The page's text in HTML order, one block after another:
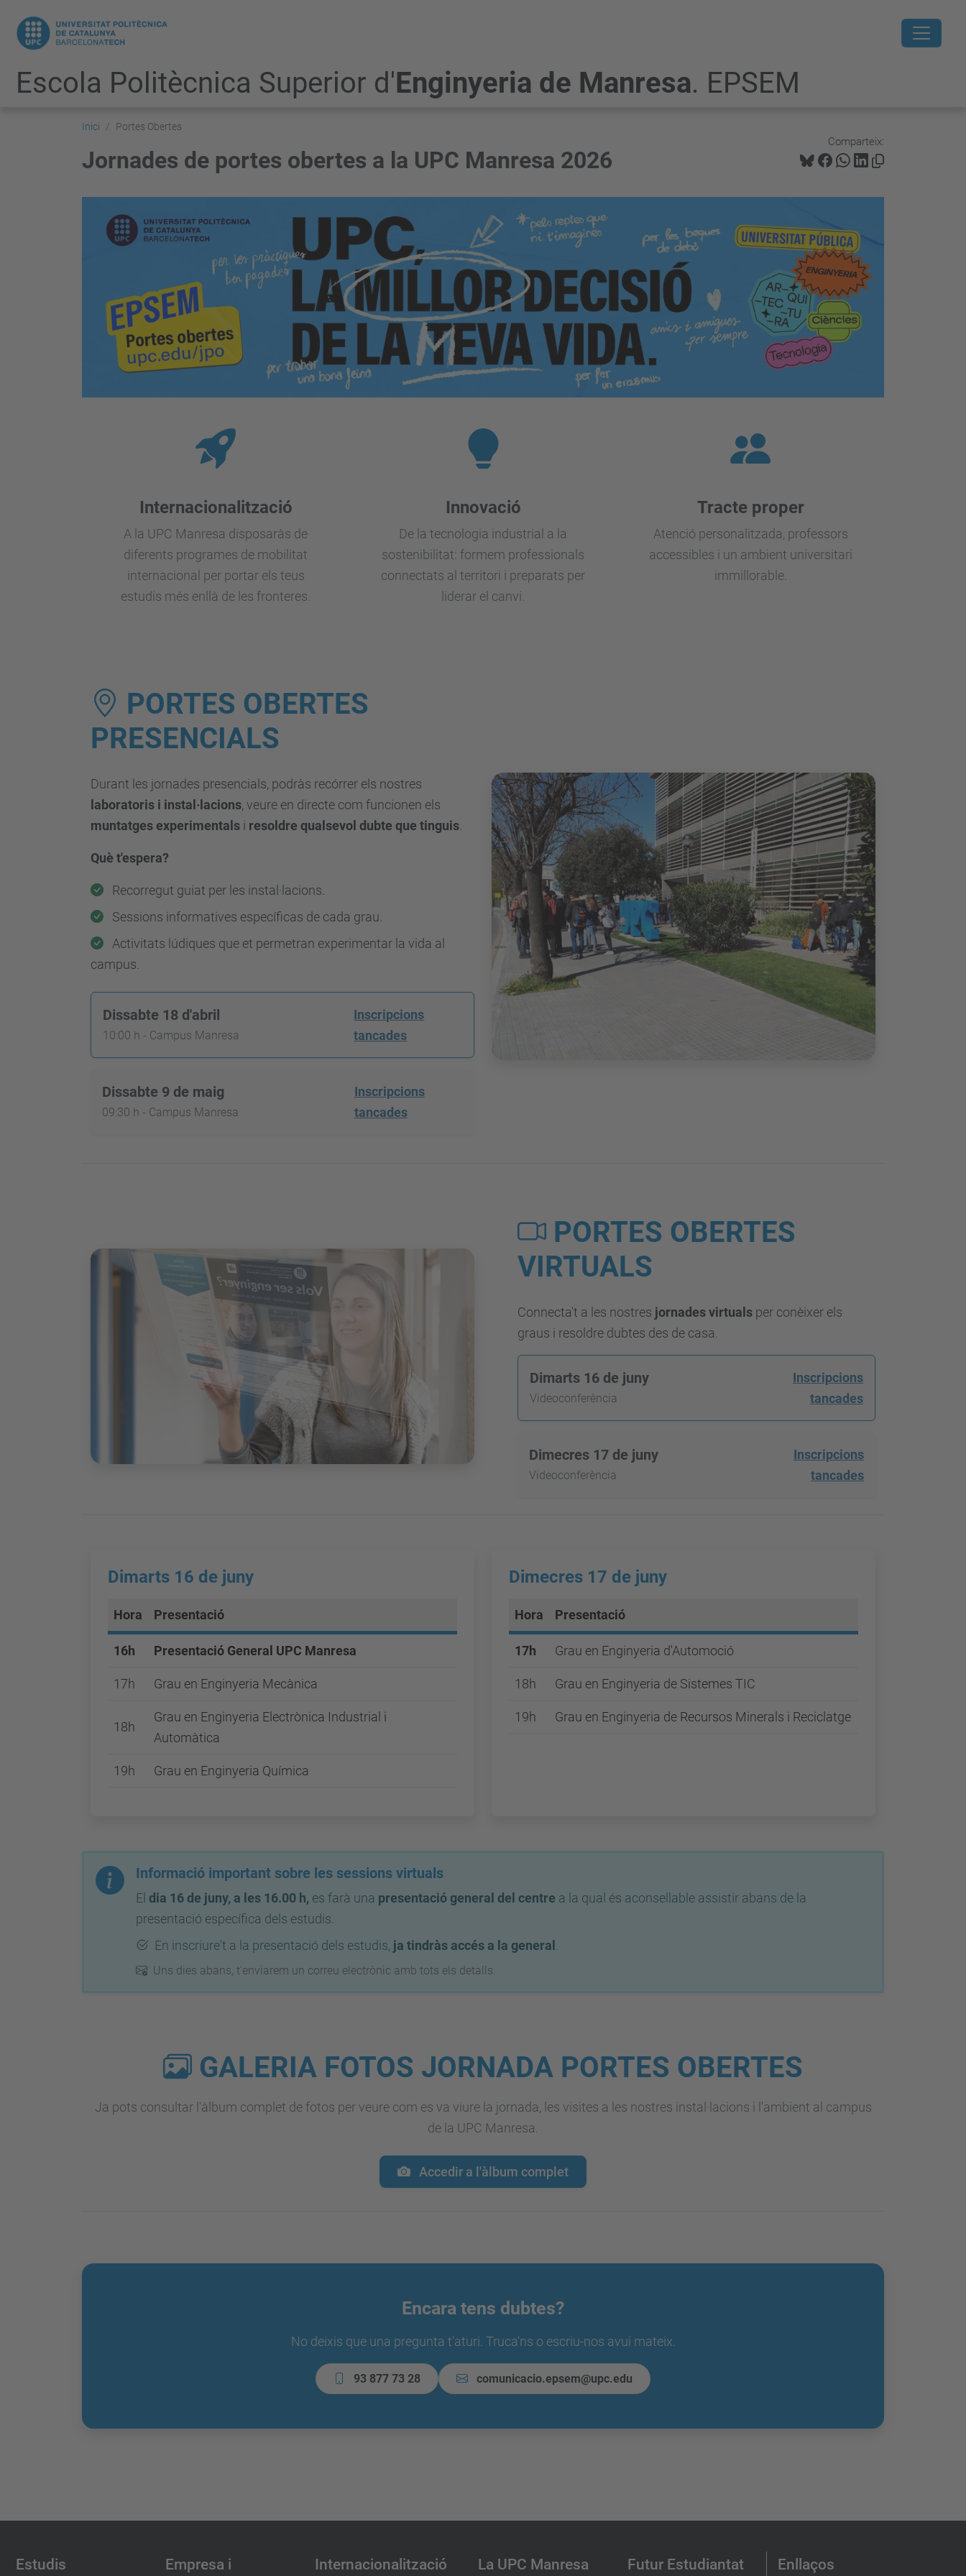
Escola Politècnica Superior d'Enginyeria de Manresa. EPSEM
Inici Portes Obertes
Comparteix:
Jornades de portes obertes a la UPC Manresa 2026
Internacionalització
A la UPC Manresa disposaràs de
diferents programes de mobilitat
internacional per portar els teus
estudis més enllà de les fronteres.
Innovació
De la tecnologia industrial a la
sostenibilitat: formem professionals
connectats al territori i preparats per
liderar el canvi.
Tracte proper
Atenció personalitzada, professors
accessibles i un ambient universitari
immillorable.
PORTES OBERTES
PRESENCIALS
Durant les jornades presencials, podràs recórrer els nostres
laboratoris i instal·lacions, veure en directe com funcionen els
muntatges experimentals i resoldre qualsevol dubte que tinguis
Què t'espera?
Recorregut guiat per les instal·lacions.
Sessions informatives específicas de cada grau.
Activitats lúdiques que et permetran experimentar la vida al
campus.
Dissabte 18 d'abril
10:00 h - Campus Manresa
Inscripcions
tancades
Dissabte 9 de maig
09:30 h - Campus Manresa
Inscripcions
tancades
PORTES OBERTES
VIRTUALS
Connecta't a les nostres jornades virtuals per conèixer els
graus i resoldre dubtes des de casa.
Dimarts 16 de juny
Videoconferència
Inscripcions
tancades
Dimecres 17 de juny
Videoconferència
Inscripcions
tancades
Dimarts 16 de juny
Hora Presentació
16h Presentació General UPC Manresa
17h Grau en Enginyeria Mecànica
18h
Grau en Enginyeria Electrònica Industrial i
Automàtica
19h Grau en Enginyeria Química
Dimecres 17 de juny
Hora Presentació
17h Grau en Enginyeria d'Automoció
18h Grau en Enginyeria de Sistemes TIC
19h Grau en Enginyeria de Recursos Minerals i Reciclatge
Informació important sobre les sessions virtuals
El dia 16 de juny, a les 16.00 h, es farà una presentació general del centre a la qual és aconsellable assistir abans de la
presentació específica dels estudis.
En inscriure't a la presentació dels estudis, ja tindràs accés a la general
Uns dies abans, t'enviarem un correu electrònic amb tots els detalls.
GALERIA FOTOS JORNADA PORTES OBERTES
Ja pots consultar l'àlbum complet de fotos per veure com es va viure la jornada, les visites a les nostres instal·lacions i l'ambient al campus
de la UPC Manresa.
Accedir a l'àlbum complet
Encara tens dubtes?
No deixis que una pregunta t'aturi. Truca'ns o escriu-nos avui mateix.
93 877 73 28 comunicacio.epsem@upc.edu
Estudis Empresa i Internacionalització La UPC Manresa Futur Estudiantat Enllaços